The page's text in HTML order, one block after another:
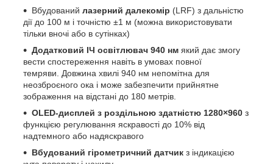
Вбудований лазерний далекомір (LRF) з дальністю
дії до 100 м і точністю ±1 м (можна використовувати
тільки вночі або в сутінках)
Додатковий ІЧ освітлювач 940 нм який дає змогу
вести спостереження навіть в умовах повної
темряви. Довжина хвилі 940 нм непомітна для
неозброєного ока і може забезпечити прийнятне
зображення на відстані до 180 метрів.
OLED-дисплей з роздільною здатністю 1280×960 з
функцією регулювання яскравості до 10% від
надтемного або надяскравого
Вбудований гірометричний датчик з індикацією